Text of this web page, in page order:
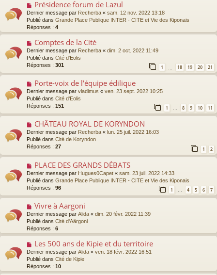
g
e
m
e
s
s
a
g
e
N
u
v
e
m
e
s
s
g
e
Présidence forum de Lazul
Dernier message par Recherba « sam. 12 nov. 2022 13:18
Publié dans Grande Place Publique INTER - CITE et Vie des Kiponais
Réponses : 4
N
u
v
e
a
m
e
s
s
e
Comptes de la Cité
Dernier message par Recherba « dim. 2 oct. 2022 11:49
Publié dans Cité d'Eolis
Réponses : 301 1 18 19 20 21
N
u
v
e
a
u
m
e
s
s
a
g
e
Porte-voix de l'équipe édilique
Dernier message par vladimus « ven. 23 sept. 2022 10:25
Publié dans Cité d'Eolis
Réponses : 151 1 … 8 9 10 11
N
u
v
a
m
e
s
s
a
e
CHÂTEAU ROYAL DE KORYNDON
Dernier message par Recherba « lun. 25 juil. 2022 16:03
Publié dans Cité de Koryndon
Réponses : 27 1 2
N
u
v
e
a
u
m
e
s
s
g
e
PLACE DES GRANDS DÉBATS
Dernier message par Hugues0Capet « sam. 23 juil. 2022 14:33
Publié dans Grande Place Publique INTER - CITE et Vie des Kiponais
Réponses : 96 1 … 4 5 6 7
N
u
v
e
a
u
m
e
s
Vivre à Aargoni
Dernier message par Alida « dim. 20 févr. 2022 11:39
Publié dans Cité d'Aârgoni
Réponses : 6
N
u
v
e
Les 500 ans de Kipie et du territoire
Dernier message par Alida « ven. 18 févr. 2022 16:51
Publié dans Cité de Kipie
Réponses : 10